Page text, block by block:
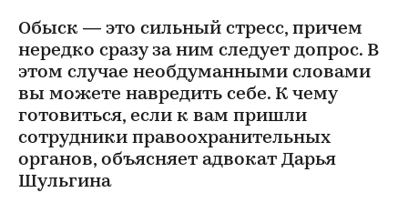
Обыск ― это сильный стресс, причем
нередко сразу за ним следует допрос. В
этом случае необдуманными словами
вы можете навредить себе. К чему
готовиться, если к вам пришли
сотрудники правоохранительных
органов, объясняет адвокат Дарья
Шульгина